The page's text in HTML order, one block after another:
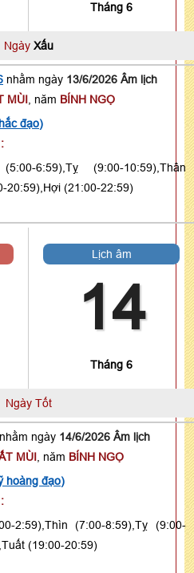
Tháng 6
Ngày Xấu
nhằm ngày 13/6/2026 Âm lịch
MÙI , năm BÍNH NGỌ
đạo)
6:59),Tỵ (9:00-10:59),Thân
20:59),Hợi (21:00-22:59)
Lịch âm
14
Tháng 6
Ngày Tốt
nhằm ngày 14/6/2026 Âm lịch
MÙI , năm BÍNH NGỌ
hoàng đạo)
2:59),Thìn (7:00-8:59),Tỵ (9:00-
(19:00-20:59)